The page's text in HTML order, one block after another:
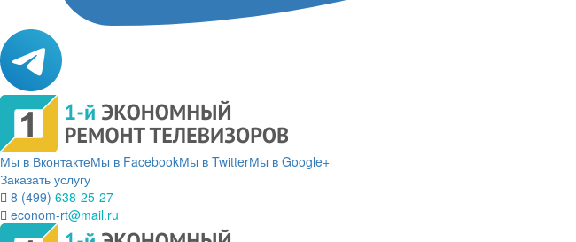
Мы в ВконтактеМы в FacebookМы в TwitterМы в Google+
Заказать услугу
8 (499) 638-25-27
econom-rt@mail.ru